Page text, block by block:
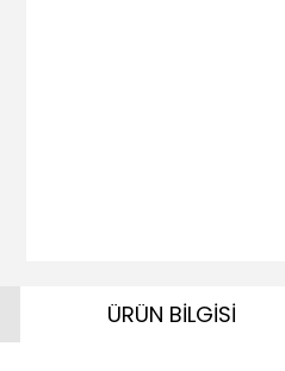
ÜRÜN BİLGİSİ